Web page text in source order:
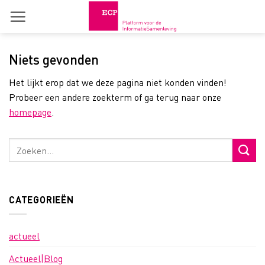
Niets gevonden
Het lijkt erop dat we deze pagina niet konden vinden!
Probeer een andere zoekterm of ga terug naar onze
homepage
CATEGORIEËN
actueel
Actueel|Blog